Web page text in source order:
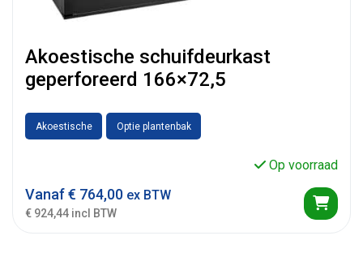
Akoestische schuifdeurkast
geperforeerd 166×72,5
Akoestische Optie plantenbak
Op voorraad
Vanaf€ 764,00 ex BTW
€ 924,44 incl BTW